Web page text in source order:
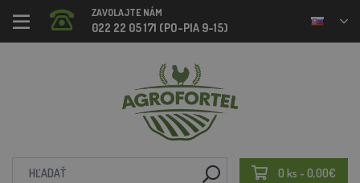
ZAVOLAJTE NÁM
022 22 05 171 (PO-PIA 9-15)
0 ks - 0,00€